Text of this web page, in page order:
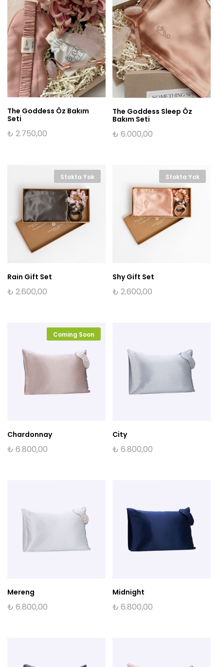
The Goddess Öz Bakım
Seti
₺ 2.750,00
The Goddess Sleep Öz
Bakım Seti
₺ 6.000,00
Stokta Yok
Rain Gift Set
₺ 2.600,00
Stokta Yok
Shy Gift Set
₺ 2.600,00
Coming Soon
Chardonnay
₺ 6.800,00
City
₺ 6.800,00
Mereng
₺ 6.800,00
Midnight
₺ 6.800,00